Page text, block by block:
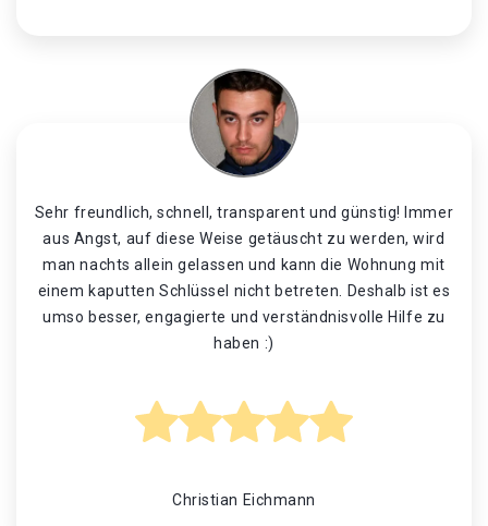
Sehr freundlich, schnell, transparent und günstig! Immer
aus Angst, auf diese Weise getäuscht zu werden, wird
man nachts allein gelassen und kann die Wohnung mit
einem kaputten Schlüssel nicht betreten. Deshalb ist es
umso besser, engagierte und verständnisvolle Hilfe zu
haben :)
Christian Eichmann